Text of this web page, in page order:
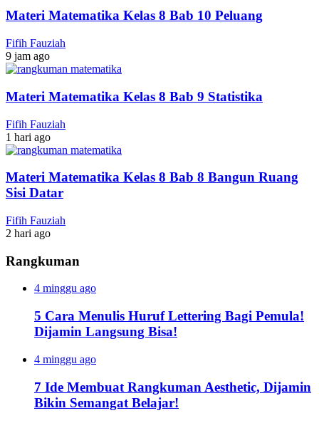
Materi Matematika Kelas 8 Bab 10 Peluang
Fifih Fauziah
9 jam ago
Materi Matematika Kelas 8 Bab 9 Statistika
Fifih Fauziah
1 hari ago
Materi Matematika Kelas 8 Bab 8 Bangun Ruang
Sisi Datar
Fifih Fauziah
2 hari ago
Rangkuman
4 minggu ago
5 Cara Menulis Huruf Lettering Bagi Pemula!
Dijamin Langsung Bisa!
4 minggu ago
7 Ide Membuat Rangkuman Aesthetic, Dijamin
Bikin Semangat Belajar!